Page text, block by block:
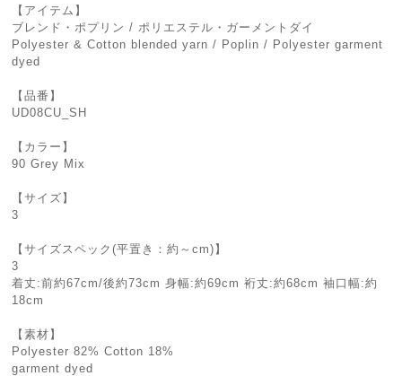
【アイテム】
ブレンド・ポプリン / ポリエステル・ガーメントダイ
Polyester & Cotton blended yarn / Poplin / Polyester garment
dyed
【品番】
UD08CU_SH
【カラー】
90 Grey Mix
【サイズ】
3
【サイズスペック(平置き：約～cm)】
3
着丈:前約67cm/後約73cm 身幅:約69cm 裄丈:約68cm 袖口幅:約
18cm
【素材】
Polyester 82% Cotton 18%
garment dyed